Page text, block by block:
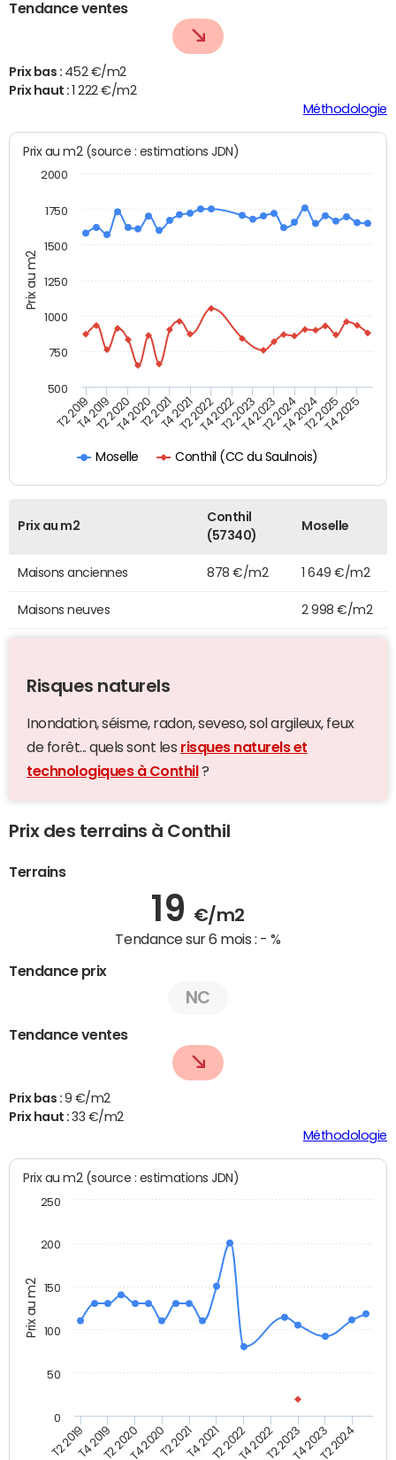
Tendance ventes
Prix bas : 452 €/m2
Prix haut :
1 222 €/m2
Méthodologie
Prix au m2
Prix au m2 (source : estimations JDN)
Moselle Conthil (CC du Saulnois)
T2 2019T4 2019T2 2020T4 2020T2 2021T4 2021T2 2022T4 2022T2 2023T4 2023T2 2024T4 2024T2 2025T4 2025
500
750
1000
1250
1500
1750
2000
Prix au m2
Conthil
(57340)
Moselle
Maisons anciennes 878 €/m2 1 649 €/m2
Maisons neuves 2 998 €/m2
Risques naturels
Inondation, séisme, radon, seveso, sol argileux, feux
de forêt... quels sont les risques naturels et
technologiques à Conthil ?
Prix des terrains à Conthil
Terrains
19 €/m2
Tendance sur 6 mois : - %
Tendance prix
NC
Tendance ventes
Prix bas : 9 €/m2
Prix haut :33 €/m2
Méthodologie
Prix au m2
Prix au m2 (source : estimations JDN)
T2 2019T4 2019T2 2020T4 2020T2 2021T4 2021T2 2022T4 2022T2 2023T4 2023T2 2024
0
50
100
150
200
250